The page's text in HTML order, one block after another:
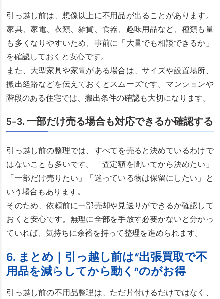
引っ越し前は、想像以上に不用品が出ることがあります。
家具、家電、衣類、雑貨、食器、趣味用品など、種類も量
も多くなりやすいため、事前に「大量でも相談できるか」
を確認しておくと安心です。
また、大型家具や家電がある場合は、サイズや設置場所、
搬出経路などを伝えておくとスムーズです。マンションや
階段のある住宅では、搬出条件の確認も大切になります。
5-3. 一部だけ売る場合も対応できるか確認する
引っ越し前の整理では、すべてを売ると決めているわけで
はないことも多いです。「査定額を聞いてから決めたい」
「一部だけ売りたい」「迷っている物は保留にしたい」と
いう場合もあります。
そのため、依頼前に一部売却や見送りができるか確認して
おくと安心です。無理に全部を手放す必要がないと分かっ
ていれば、気持ちに余裕を持って整理を進められます。
6. まとめ｜引っ越し前は“出張買取で不
用品を減らしてから動く”のがお得
引っ越し前の不用品整理は、ただ片付けるだけではなく、